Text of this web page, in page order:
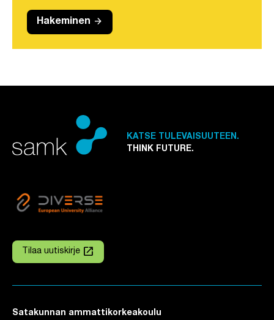
Hakeminen arrow_forward
KATSE TULEVAISUUTEEN.
THINK FUTURE.
Tilaa uutiskirje
Linkki avautuu uuteen välilehteen
launch
Satakunnan ammattikorkeakoulu